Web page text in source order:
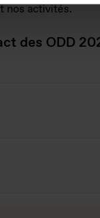
nos activités.
des ODD